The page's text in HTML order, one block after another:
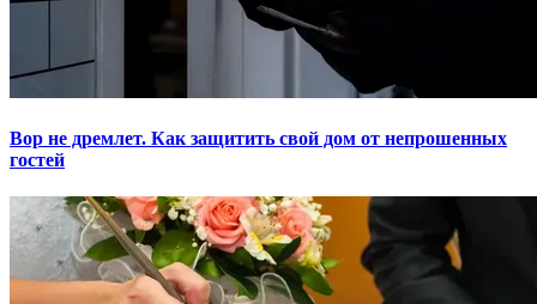
Вор не дремлет. Как защитить свой дом от непрошенных
гостей